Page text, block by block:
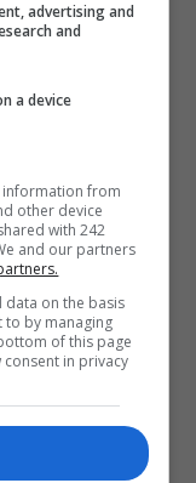
advertising and
and
a device
from
other device
with 242
and our partners
data on the basis
to by managing
of this page
in privacy